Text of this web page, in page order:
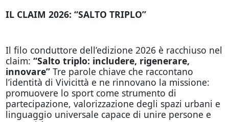
IL CLAIM 2026: “SALTO TRIPLO”
Il filo conduttore dell’edizione 2026 è racchiuso nel
claim: “Salto triplo: includere, rigenerare,
innovare” Tre parole chiave che raccontano
l’identità di Vivicittà e ne rinnovano la missione:
promuovere lo sport come strumento di
partecipazione, valorizzazione degli spazi urbani e
linguaggio universale capace di unire persone e